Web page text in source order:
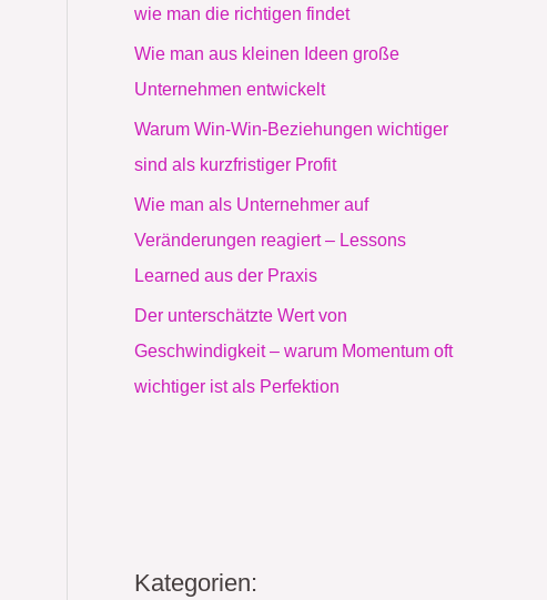
wie man die richtigen findet
Wie man aus kleinen Ideen große
Unternehmen entwickelt
Warum Win-Win-Beziehungen wichtiger
sind als kurzfristiger Profit
Wie man als Unternehmer auf
Veränderungen reagiert – Lessons
Learned aus der Praxis
Der unterschätzte Wert von
Geschwindigkeit – warum Momentum oft
wichtiger ist als Perfektion
Kategorien: